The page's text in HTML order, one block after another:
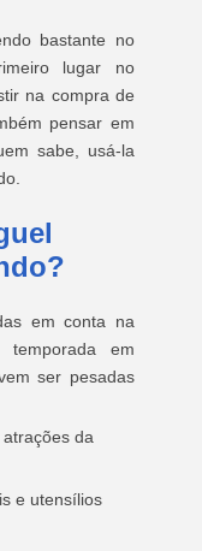
bastante no
lugar no
na compra de
pensar em
sabe, usá-la
em conta na
em
ser pesadas
da
e utensílios